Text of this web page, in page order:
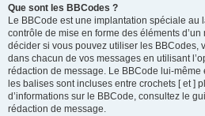
Que sont les BBCodes ?
Le BBCode est une implantation spéciale au
contrôle de mise en forme des éléments d’un
décider si vous pouvez utiliser les BBCodes,
dans chacun de vos messages en utilisant
rédaction de message. Le BBCode lui-
les balises sont incluses entre crochets [ et ]
d’informations sur le BBCode, consultez le
rédaction de message.